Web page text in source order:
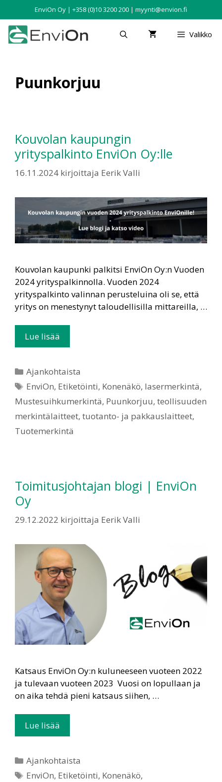
EnviOn Oy | +358 (0)10 3200 200 | myynti@envion.fi
Valikko
Puunkorjuu
Kouvolan kaupungin
yrityspalkinto EnviOn Oy:lle
16.11.2024 kirjoittaja Eerik Valli
Kouvolan kaupunki palkitsi EnviOn Oy:n Vuoden
2024 yrityspalkinnolla. Vuoden 2024
yrityspalkinto valinnan perusteluina oli se, että
yritys on menestynyt taloudellisilla mittareilla, …
Lue lisää
Ajankohtaista
EnviOn, Etiketöinti, Konenäkö, lasermerkintä,
Mustesuihkumerkintä, Puunkorjuu, teollisuuden
merkintälaitteet, tuotanto- ja pakkauslaitteet,
Tuotemerkintä
Toimitusjohtajan blogi | EnviOn
Oy
29.12.2022 kirjoittaja Eerik Valli
Katsaus EnviOn Oy:n kuluneeseen vuoteen 2022
ja tulevaan vuoteen 2023 Vuosi on lopullaan ja
on aika tehdä pieni katsaus siihen, …
Lue lisää
Ajankohtaista
EnviOn, Etiketöinti, Konenäkö,